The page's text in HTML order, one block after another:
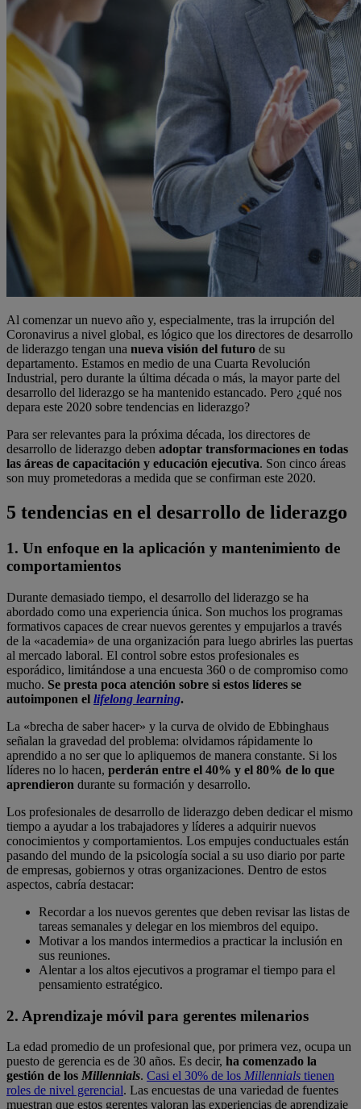
Al comenzar un nuevo año y, especialmente, tras la irrupción del
Coronavirus a nivel global, es lógico que los directores de desarrollo
de liderazgo tengan una nueva visión del futuro de su
departamento. Estamos en medio de una Cuarta Revolución
Industrial, pero durante la última década o más, la mayor parte del
desarrollo del liderazgo se ha mantenido estancado. Pero ¿qué nos
depara este 2020 sobre tendencias en liderazgo?
Para ser relevantes para la próxima década, los directores de
desarrollo de liderazgo deben adoptar transformaciones en todas
las áreas de capacitación y educación ejecutiva. Son cinco áreas
son muy prometedoras a medida que se confirman este 2020.
5 tendencias en el desarrollo de liderazgo
1. Un enfoque en la aplicación y mantenimiento de
comportamientos
Durante demasiado tiempo, el desarrollo del liderazgo se ha
abordado como una experiencia única. Son muchos los programas
formativos capaces de crear nuevos gerentes y empujarlos a través
de la «academia» de una organización para luego abrirles las puertas
al mercado laboral. El control sobre estos profesionales es
esporádico, limitándose a una encuesta 360 o de compromiso como
mucho. Se presta poca atención sobre si estos líderes se
autoimponen el lifelong learning.
La «brecha de saber hacer» y la curva de olvido de Ebbinghaus
señalan la gravedad del problema: olvidamos rápidamente lo
aprendido a no ser que lo apliquemos de manera constante. Si los
líderes no lo hacen, perderán entre el 40% y el 80% de lo que
aprendieron durante su formación y desarrollo.
Los profesionales de desarrollo de liderazgo deben dedicar el mismo
tiempo a ayudar a los trabajadores y líderes a adquirir nuevos
conocimientos y comportamientos. Los empujes conductuales están
pasando del mundo de la psicología social a su uso diario por parte
de empresas, gobiernos y otras organizaciones. Dentro de estos
aspectos, cabría destacar:
Recordar a los nuevos gerentes que deben revisar las listas de
tareas semanales y delegar en los miembros del equipo.
Motivar a los mandos intermedios a practicar la inclusión en
sus reuniones.
Alentar a los altos ejecutivos a programar el tiempo para el
pensamiento estratégico.
2. Aprendizaje móvil para gerentes milenarios
La edad promedio de un profesional que, por primera vez, ocupa un
puesto de gerencia es de 30 años. Es decir, ha comenzado la
gestión de los Millennials. Casi el 30% de los Millennials tienen
roles de nivel gerencial. Las encuestas de una variedad de fuentes
muestran que estos gerentes valoran las experiencias de aprendizaje